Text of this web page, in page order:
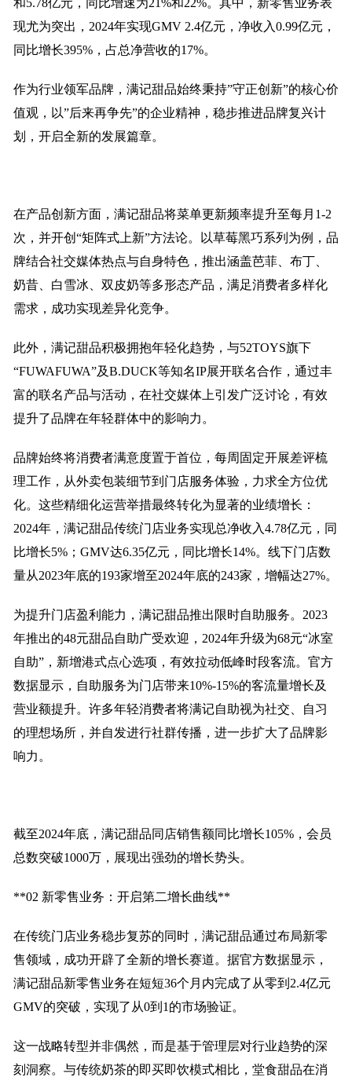
和5.78亿元，同比增速为21%和22%。其中，新零售业务表
现尤为突出，2024年实现GMV 2.4亿元，净收入0.99亿元，
同比增长395%，占总净营收的17%。
作为行业领军品牌，满记甜品始终秉持”守正创新”的核心价
值观，以”后来再争先”的企业精神，稳步推进品牌复兴计
划，开启全新的发展篇章。
在产品创新方面，满记甜品将菜单更新频率提升至每月1-2
次，并开创“矩阵式上新”方法论。以草莓黑巧系列为例，品
牌结合社交媒体热点与自身特色，推出涵盖芭菲、布丁、
奶昔、白雪冰、双皮奶等多形态产品，满足消费者多样化
需求，成功实现差异化竞争。
此外，满记甜品积极拥抱年轻化趋势，与52TOYS旗下
“FUWAFUWA”及B.DUCK等知名IP展开联名合作，通过丰
富的联名产品与活动，在社交媒体上引发广泛讨论，有效
提升了品牌在年轻群体中的影响力。
品牌始终将消费者满意度置于首位，每周固定开展差评梳
理工作，从外卖包装细节到门店服务体验，力求全方位优
化。这些精细化运营举措最终转化为显著的业绩增长：
2024年，满记甜品传统门店业务实现总净收入4.78亿元，同
比增长5%；GMV达6.35亿元，同比增长14%。线下门店数
量从2023年底的193家增至2024年底的243家，增幅达27%。
为提升门店盈利能力，满记甜品推出限时自助服务。2023
年推出的48元甜品自助广受欢迎，2024年升级为68元“冰室
自助”，新增港式点心选项，有效拉动低峰时段客流。官方
数据显示，自助服务为门店带来10%-15%的客流量增长及
营业额提升。许多年轻消费者将满记自助视为社交、自习
的理想场所，并自发进行社群传播，进一步扩大了品牌影
响力。
截至2024年底，满记甜品同店销售额同比增长105%，会员
总数突破1000万，展现出强劲的增长势头。
**02 新零售业务：开启第二增长曲线**
在传统门店业务稳步复苏的同时，满记甜品通过布局新零
售领域，成功开辟了全新的增长赛道。据官方数据显示，
满记甜品新零售业务在短短36个月内完成了从零到2.4亿元
GMV的突破，实现了从0到1的市场验证。
这一战略转型并非偶然，而是基于管理层对行业趋势的深
刻洞察。与传统奶茶的即买即饮模式相比，堂食甜品在消